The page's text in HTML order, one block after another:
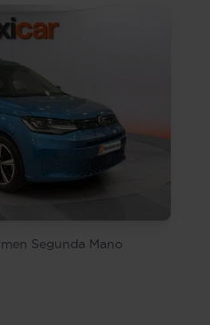
Segunda Mano